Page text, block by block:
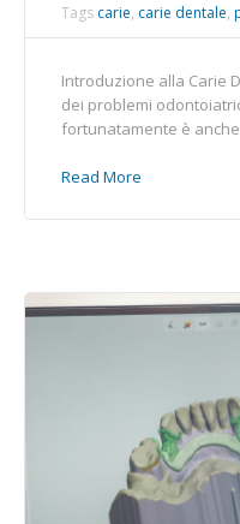
Tags carie, carie dentale,
Introduzione alla Carie
dei problemi
fortunatamente è
Read More